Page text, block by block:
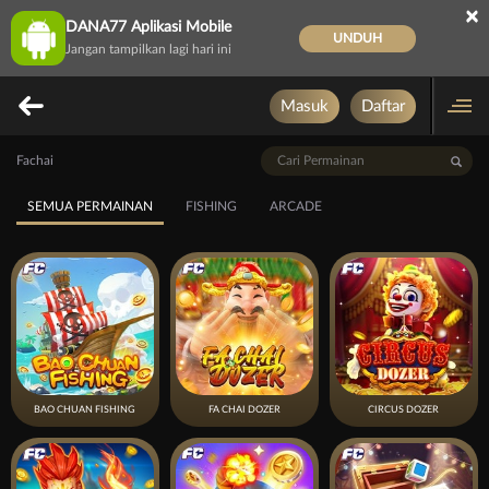
DANA77 Aplikasi Mobile
Jangan tampilkan lagi hari ini
UNDUH
×
Masuk Daftar
Fachai
SEMUA PERMAINAN FISHING ARCADE
BAO CHUAN FISHING FA CHAI DOZER CIRCUS DOZER